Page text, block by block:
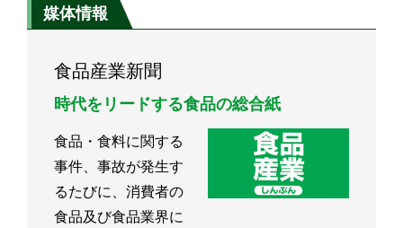
媒体情報
食品産業新聞
時代をリードする食品の総合紙
食品・食料に関する
事件、事故が発生す
るたびに、消費者の
食品及び食品業界に